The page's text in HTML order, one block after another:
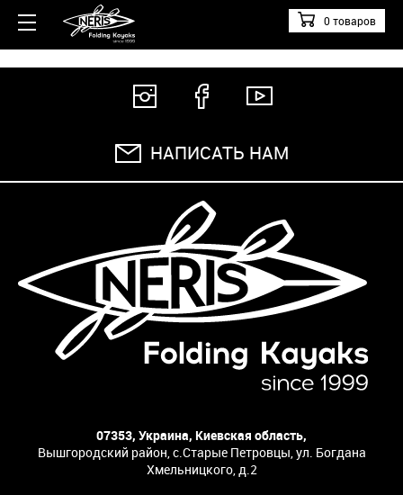
0 товаров
НАПИСАТЬ НАМ
07353, Украина, Киевская область,
Вышгородский район, с.Старые Петровцы, ул. Богдана
Хмельницкого, д.2